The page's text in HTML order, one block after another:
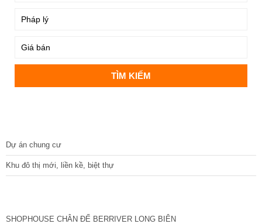
Dự án chung cư
Khu đô thị mới, liền kề, biệt thự
SHOPHOUSE CHÂN ĐẾ BERRIVER LONG BIÊN